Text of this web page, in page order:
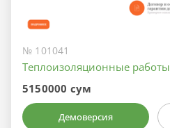
№ 101041
Теплоизоляционные работы
5150000 сум
Демоверсия